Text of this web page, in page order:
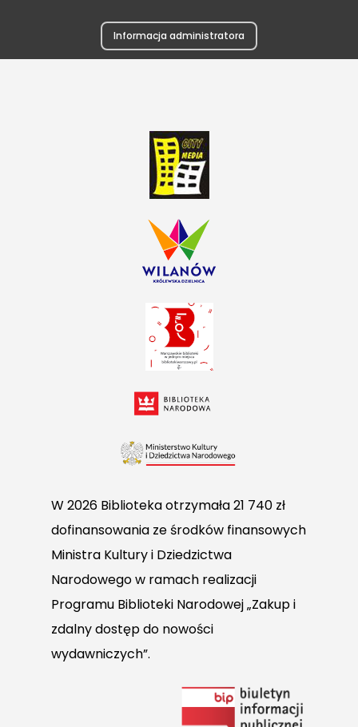
Informacja administratora
W 2026 Biblioteka otrzymała 21 740 zł
dofinansowania ze środków finansowych
Ministra Kultury i Dziedzictwa
Narodowego w ramach realizacji
Programu Biblioteki Narodowej „Zakup i
zdalny dostęp do nowości
wydawniczych”.
do